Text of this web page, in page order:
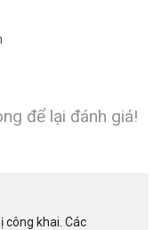
để lại đánh giá!
công khai. Các